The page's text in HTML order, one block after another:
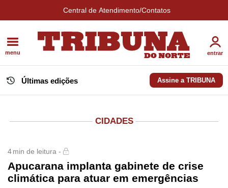
Central de Atendimento/Contatos
menu entrar
Últimas edições Assine a TRIBUNA
CIDADES
4min de leitura -
Apucarana implanta gabinete de crise
climática para atuar em emergências